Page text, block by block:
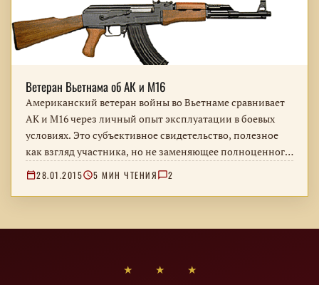
Ветеран Вьетнама об АК и М16
Американский ветеран войны во Вьетнаме сравнивает
АК и М16 через личный опыт эксплуатации в боевых
условиях. Это субъективное свидетельство, полезное
как взгляд участника, но не заменяющее полноценного
технического анализа.
28.01.2015 5 МИН ЧТЕНИЯ 2
★ ★ ★